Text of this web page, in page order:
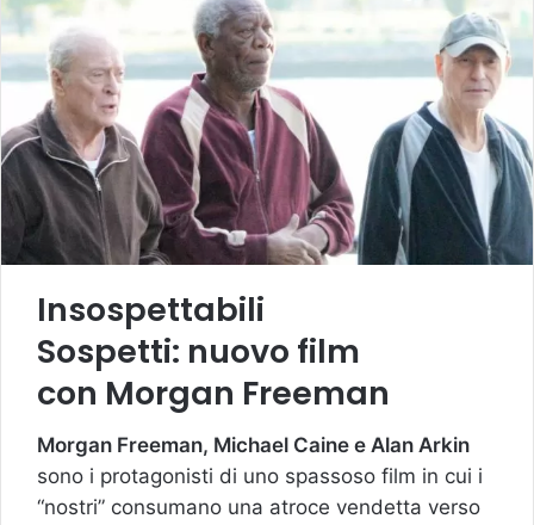
Insospettabili
Sospetti: nuovo film
con Morgan Freeman
Morgan Freeman, Michael Caine e Alan Arkin
sono i protagonisti di uno spassoso film in cui i
“nostri” consumano una atroce vendetta verso